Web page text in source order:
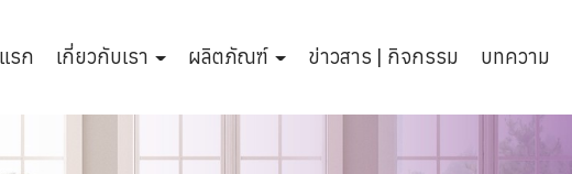
รก เกี่ยวกับเรา ผลิตภัณฑ์ ข่าวสาร | กิจกรรม บทความ